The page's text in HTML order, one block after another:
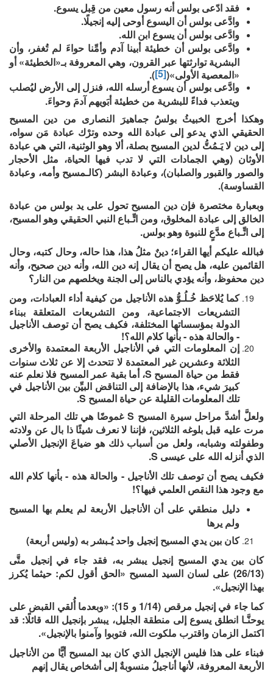
فقد ادّعى بولس أنه رسول معين من قِبل يسوع.
وادَّعى بولس أن اليسوع أوحى إليه إنجيلًا.
وادَّعى بولس أن يسوع ابن الله.
وادَّعى بولس أن خطيئة أبينا آدم وأمِّنا حواءَ لم تُغفر، وأن
البشرية توارثتها عبر القرون، وهي المعروفة بـ«الخطيئة» أو
«المعصية الأولى»([5]
).
وادَّعى بولس أن يسوع أرسله الله، فنزل إلى الأرض ليُصلب
ويتعذب فداءً للبشرية من خطيئة أبَويهم آدمَ وحواءَ.
وهكذا أخرج الخبيثُ بولسُ جماهيرَ النصارى من دين المسيح
الحقيقي الذي يدعو إلى عبادة الله وحده وترْك عبادة مَن سواه،
إلى دين لا يَـمُتُّ لدين المسيح بصلة، ألا وهو الوثنية، التي هي عبادة
الأوثان (وهي الجمادات التي لا تدب فيها الحياة، مثل الأحجار
والصور والقبور والصلبان)، وعبادة البشر (كالـمسيح وأمه، وعبادة
القساوسة).
وبعبارة مختصرة فإن دين المسيح تحول على يد بولس من عبادة
الخالق إلى عبادة المخلوق، ومن اتِّـباع النبي الحقيقي وهو المسيح،
إلى اتِّـباع مدَّعٍ للنبوة وهو بولس.
فبالله عليكم أيها القراء؛ دينٌ مثلُ هذا، هذا حاله، وحال كتبه، وحال
القائمين عليه، هل يصح أن يقال إنه دين الله، وأنه دين صحيح، وأنه
دين محفوظ، وأنه يؤدي بالناس إلى الجنة ويخلصهم من النار؟
كما يُلاحَظ خُـلُـوُّ هذه الأناجيل من كيفية أداء العبادات، ومن
التشريعات الاجتماعية، ومن التشريعات المتعلقة ببناء
الدولة بمؤسساتها المختلفة، فكيف يصح أن توصف الأناجيل
- والحالة هذه - بأنها كلام الله؟!
إن المعلومات التي في الأناجيل الأربعة المعتمدة والأخرى
الثلاثة وعشرين غير المعتمدة لا تتحدث إلا عن ثلاث سنوات
فقط من حياة المسيح S، أما بقية عمر المسيح فلا نعلم عنه
كبيرَ شيء، هذا بالإضافة إلى التناقض البيِّن بين الأناجيل في
تلك المعلومات القليلة عن حياة المسيح S.
ولعلَّ أشدَّ مراحل سيرة المسيح S غموضًا هي تلك المرحلة التي
مرت عليه قبل بلوغه الثلاثين، فإننا لا نعرف شيئًا ذا بال عن ولادته
وطفولته وشبابه، ولعل من أسباب ذلك هو ضياعَ الإنجيل الأصلي
الذي أنزله الله على عيسى S.
فكيف يصح أن توصف تلك الأناجيل - والحالة هذه - بأنها كلام الله
مع وجود هذا النقص العلمي فيها؟!
دليل منطقي على أن الأناجيل الأربعة لم يعلم بها المسيح
ولم يرها
كان بين يدي المسيح إنجيل واحد يُـبشر به (وليس أربعة)
كان بين يدي المسيح إنجيل يبشر به، فقد جاء في إنجيل متَّى
(26/13) على لسان السيد المسيح «الحق أقول لكم: حيثما يُكرز
بهذا الإنجيل».
كما جاء في إنجيل مرقص (1/14 و 15): «وبعدما أُلقي القبض على
يوحنَّـا انطلق يسوع إلى منطقة الجليل، يبشر بإنجيل الله قائلًا: قد
اكتمل الزمان واقترب ملكوت الله، فتوبوا وآمنوا بالإنجيل».
فبناء على هذا فليس الإنجيل الذي كان بيد المسيح أيًّا من الأناجيل
الأربعة المعروفة، لأنها أناجيلُ منسوبةٌ إلى أشخاص يقال إنهم